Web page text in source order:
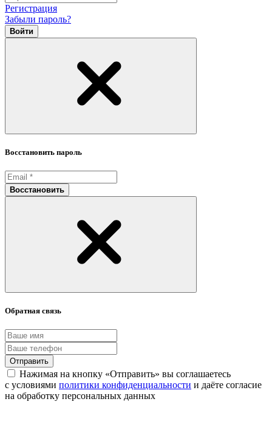
Регистрация
Забыли пароль?
Войти
Восстановить пароль
Восстановить
Обратная связь
Отправить
Нажимая на кнопку «Отправить» вы соглашаетесь
с условиями политики конфиденциальности и даёте согласие
на обработку персональных данных